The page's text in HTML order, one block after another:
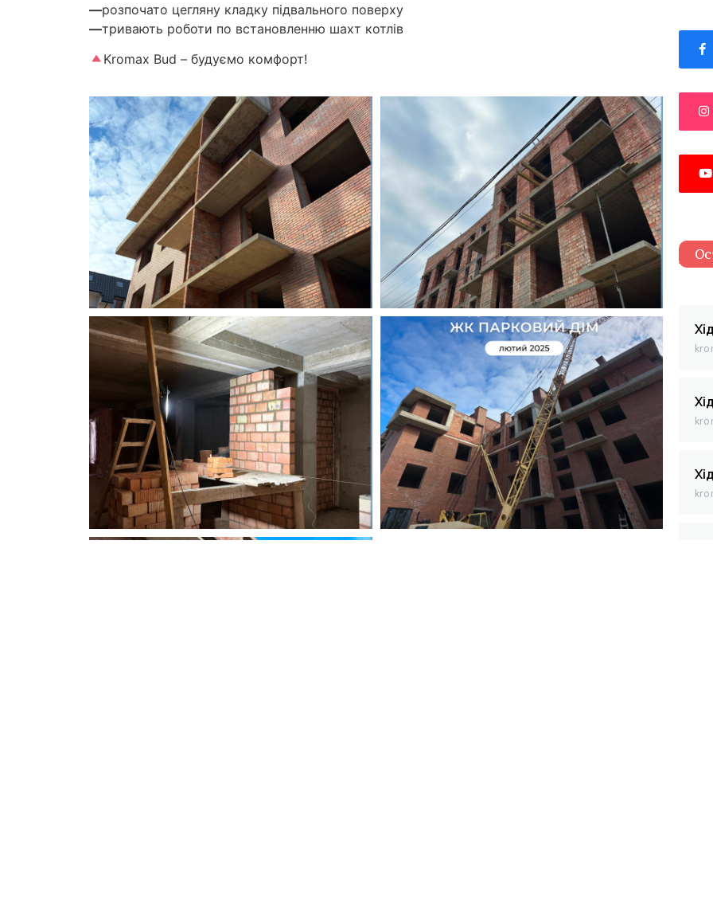
—розпочато цегляну кладку підвального поверху
—тривають роботи по встановленню шахт котлів
Kromax Bud – будуємо комфорт!